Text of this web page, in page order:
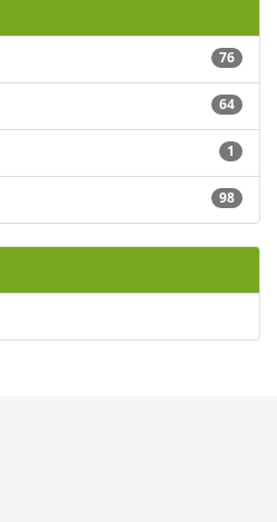
76
64
1
98